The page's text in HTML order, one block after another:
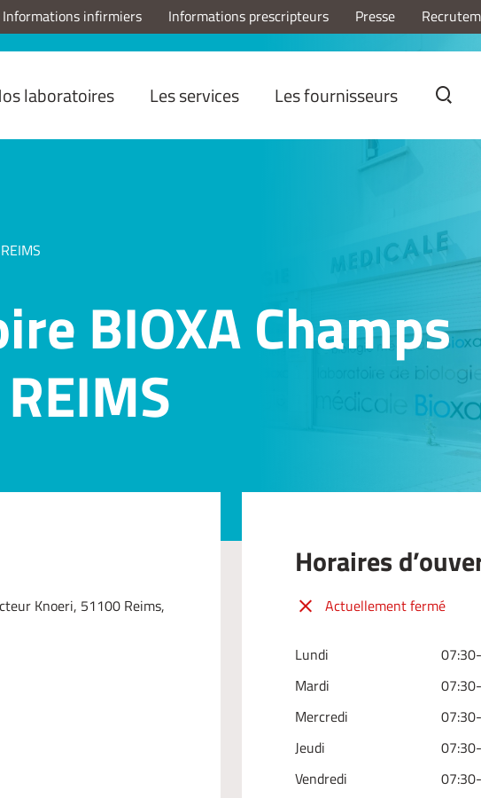
Informations infirmiers Informations prescripteurs Presse
laboratoires Les services Les fournisseurs
BIOXA Champs
Knoeri, 51100 Reims,
Horaires
Actuellement fermé
Lundi
Mardi
Mercredi
Jeudi
Vendredi